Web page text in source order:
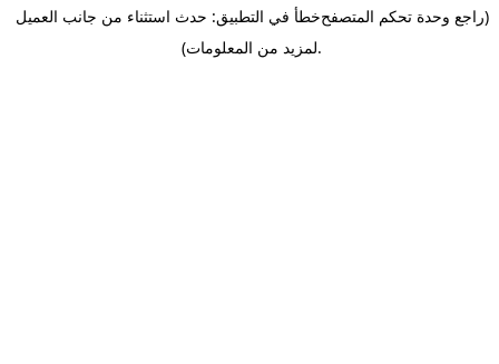
خطأ في التطبيق: حدث استثناء من جانب العميل(راجع وحدة تحكم المتصفح
لمزيد من المعلومات).